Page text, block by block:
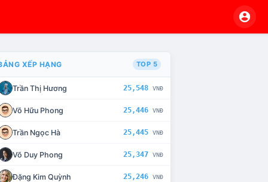
CHẾ TÀI XỬ LÝ VI PHẠM
XẾP HẠNG TOP 5
Trần Thị Hương 25,548 VNĐ
Võ Hữu Phong 25,446 VNĐ
Trần Ngọc Hà 25,445 VNĐ
Võ Duy Phong 25,347 VNĐ
Đặng Kim Quỳnh 25,246 VNĐ